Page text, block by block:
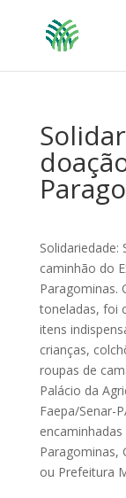
Solidariedade:
caminhão do
Paragominas.
toneladas, foi
itens
crianças,
roupas de
Palácio da
Faepa/Senar-
Paragominas,
ou Prefeitura